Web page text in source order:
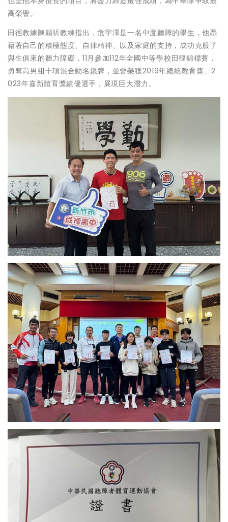
高榮譽。
田徑教練陳穎祈教練指出，危宇澤是一名中度聽障的學生，他憑
藉著自己的積極態度、自律精神、以及家庭的支持，成功克服了
與生俱來的聽力障礙，11月參加112年全國中等學校田徑錦標賽，
勇奪高男組十項混合動名銀牌，並曾榮獲2019年總統教育獎、2
023年嘉新體育獎績優選手，展現巨大潛力。